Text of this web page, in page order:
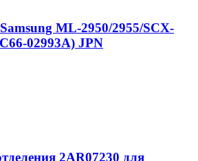
ML-2950/2955/SCX-
02993A) JPN
2AR07230 для